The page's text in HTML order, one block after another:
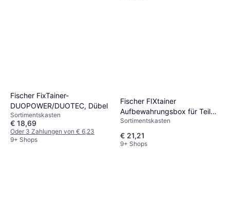
Fischer FixTainer-
DUOPOWER/DUOTEC, Dübel
Sortimentskasten
€ 18,69
Oder 3 Zahlungen von € 6,23
9+ Shops
Fischer FIXtainer
Aufbewahrungsbox für Teile
(240 Stück)
Sortimentskasten
€ 21,21
9+ Shops